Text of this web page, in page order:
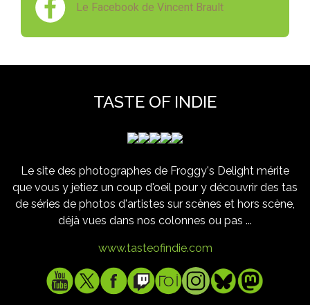
Le Facebook de Vincent Brault
TASTE OF INDIE
Le site des photographes de Froggy's Delight mérite
que vous y jetiez un coup d'oeil pour y découvrir des tas
de séries de photos d'artistes sur scènes et hors scène,
déjà vues dans nos colonnes ou pas ...
www.tasteofindie.com